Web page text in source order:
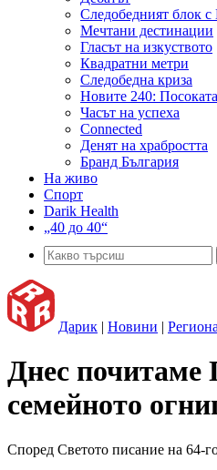
Следобедният блок
Мечтани дестинации
Гласът на изкуството
Квадратни метри
Следобедна криза
Новите 240:
Часът на успеха
Connected
Денят на храбростта
Бранд България
На живо
Спорт
Darik Health
„40 до 40“
Дарик | Новини |
Днес почитаме
семейното
Според Светото писание на 64-